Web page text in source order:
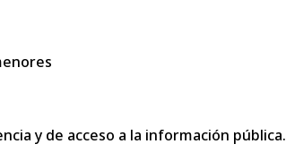
y de acceso a la información pública.